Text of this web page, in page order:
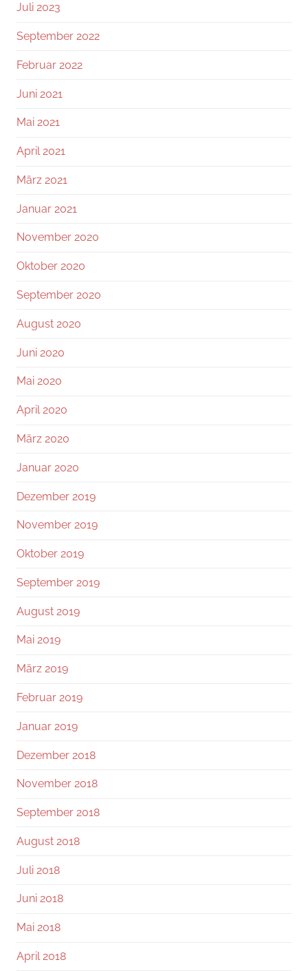
Juli 2023
September 2022
Februar 2022
Juni 2021
Mai 2021
April 2021
März 2021
Januar 2021
November 2020
Oktober 2020
September 2020
August 2020
Juni 2020
Mai 2020
April 2020
März 2020
Januar 2020
Dezember 2019
November 2019
Oktober 2019
September 2019
August 2019
Mai 2019
März 2019
Februar 2019
Januar 2019
Dezember 2018
November 2018
September 2018
August 2018
Juli 2018
Juni 2018
Mai 2018
April 2018